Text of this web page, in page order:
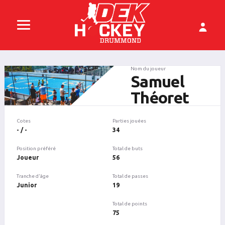
Nom du joueur
Samuel
Théoret
Cotes
- / -
Position préféré
Joueur
Tranche d'âge
Junior
Parties jouées
34
Total de buts
56
Total de passes
19
Total de points
75